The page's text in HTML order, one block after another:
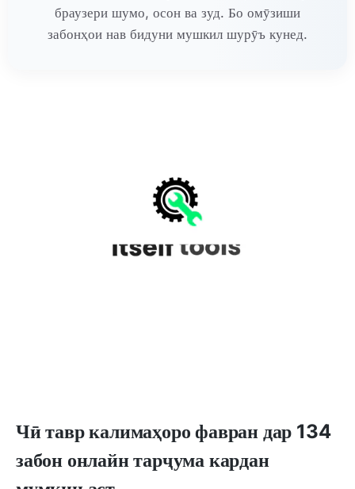
браузери шумо, осон ва зуд. Бо омӯзиши
забонҳои нав бидуни мушкил шурӯъ кунед.
Чӣ тавр калимаҳоро фавран дар 134
забон онлайн тарҷума кардан